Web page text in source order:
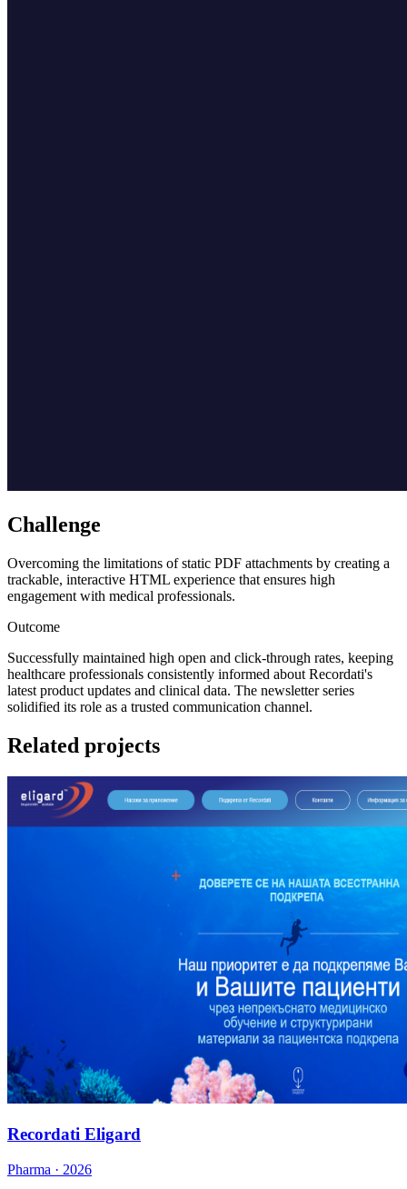
Challenge
Overcoming the limitations of static PDF attachments by creating a
trackable, interactive HTML experience that ensures high
engagement with medical professionals.
Outcome
Successfully maintained high open and click-through rates, keeping
healthcare professionals consistently informed about Recordati's
latest product updates and clinical data. The newsletter series
solidified its role as a trusted communication channel.
Related projects
Recordati Eligard
Pharma · 2026